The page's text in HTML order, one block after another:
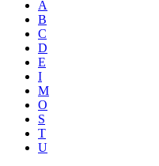
A
B
C
D
E
I
M
O
S
T
U